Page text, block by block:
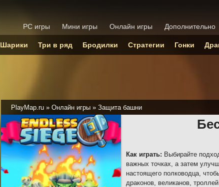
PlayMap.ru » Онлайн игры » Защита башни
Как играть: Выбирайте
важных точках, а затем
настоящего полководца,
драконов, великанов,
PC игры Мини игры Онлайн игры Дополнительно
Шарики Три в ряд Бродилки Стратегии Гонки